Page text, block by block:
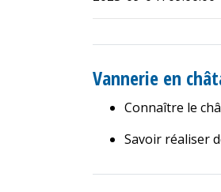
Vannerie en
Connaître le
Savoir réaliser